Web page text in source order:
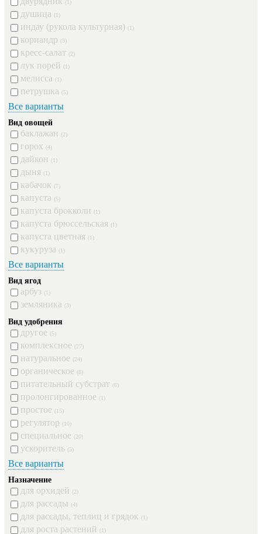
(1)
душица (1)
индау (рукола культурная) (1)
кориандр (3)
кресс-салат (2)
лук порей (1)
мелисса (1)
петрушка (5)
Все варианты
Вид овощей
баклажан (2)
горох (4)
дайкон (1)
дыня (1)
кабачок (7)
капуста (5)
капуста брокколи (1)
капуста брюссельская (1)
капуста цветная (1)
кукуруза (1)
Все варианты
Вид ягод
арбуз (1)
земляника (3)
Вид удобрения
другое (5)
комплексное (27)
натуральное (24)
органическое (8)
питательный субстрат (6)
пролонгированное (1)
простое (15)
регулятор (10)
специальное (20)
ускоритель (5)
Все варианты
Назначение
для орхидей (2)
для рассады (4)
для рассады, теплиц и грядок (1)
для роста растений (1)